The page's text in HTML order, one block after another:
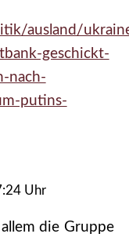
ausland/
geschickt-
nach-
putins-
Uhr
die Gruppe